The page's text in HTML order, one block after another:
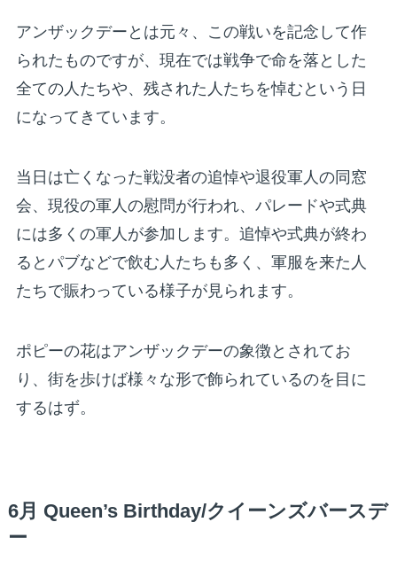
アンザックデーとは元々、この戦いを記念して作
られたものですが、現在では戦争で命を落とした
全ての人たちや、残された人たちを悼むという日
になってきています。
当日は亡くなった戦没者の追悼や退役軍人の同窓
会、現役の軍人の慰問が行われ、パレードや式典
には多くの軍人が参加します。追悼や式典が終わ
るとパブなどで飲む人たちも多く、軍服を来た人
たちで賑わっている様子が見られます。
ポピーの花はアンザックデーの象徴とされてお
り、街を歩けば様々な形で飾られているのを目に
するはず。
6月 Queen’s Birthday/クイーンズバースデ
ー